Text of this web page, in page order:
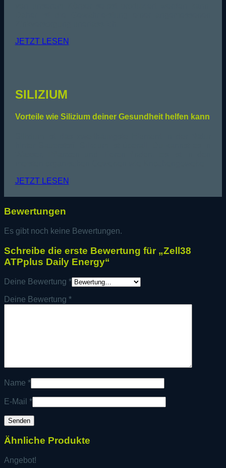
JETZT LESEN
SILIZIUM
Vorteile wie Silizium deiner Gesundheit helfen kann
JETZT LESEN
Bewertungen
Es gibt noch keine Bewertungen.
Schreibe die erste Bewertung für „Zell38
ATPplus Daily Energy“
Deine Bewertung *
Deine Bewertung *
Name *
E-Mail *
Ähnliche Produkte
Angebot!